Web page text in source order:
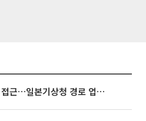
태풍 '돌핀' 오키나와 접근…일본기상청 경로 업데이트